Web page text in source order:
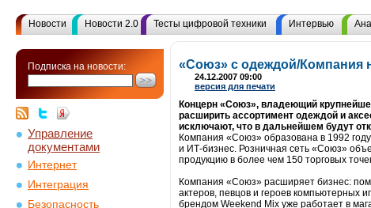
Новости Новости 2.0 Тесты цифровой техники Интервью
Подписка на новости:
Управление
документами
Интернет
Интеграция
Безопасность
«Союз» с одеждой/Компания
24.12.2007 09:00
версия для печати
Концерн «Союз», владеющий
расширить ассортимент одеждой и
исключают, что в дальнейшем будут
Компания «Союз» образована в 1992
и ИТ-бизнес. Розничная сеть «Союз»
продукцию в более чем 150 торговых
Компания «Союз» расширяет бизнес:
актеров, певцов и героев компьютерных
брендом Weekend Mix уже работает в